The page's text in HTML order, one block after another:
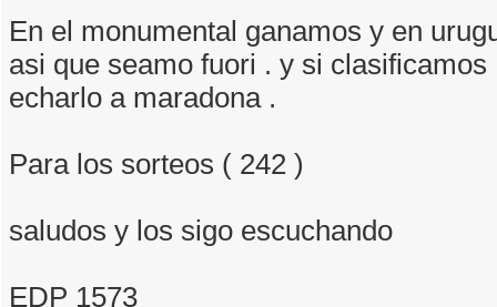
En el monumental ganamos y en
asi que seamo fuori . y si clasificamos
echarlo a maradona .
Para los sorteos ( 242 )
saludos y los sigo escuchando
EDP 1573